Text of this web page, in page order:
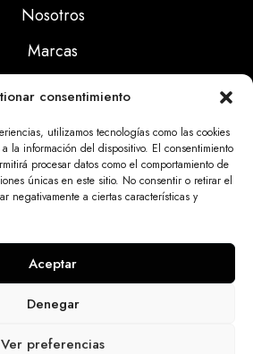
consentimiento
utilizamos tecnologías como las cookies
la información del dispositivo. El consentimiento
procesar datos como el comportamiento de
únicas en este sitio. No consentir o retirar el
negativamente a ciertas características y
Aceptar
Denegar
Ver preferencias
Nosotros
Marcas
Noticias
Aviso Legal
Cookies